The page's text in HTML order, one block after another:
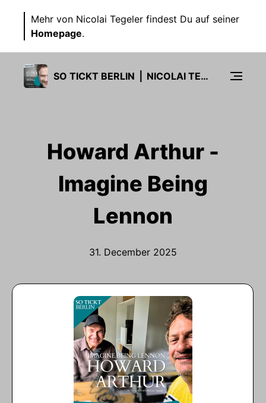
Mehr von Nicolai Tegeler findest Du auf seiner
Homepage.
SO TICKT BERLIN ⎪ NICOLAI TEGELER
Howard Arthur -
Imagine Being
Lennon
31. December 2025